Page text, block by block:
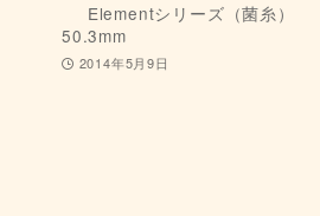
Elementシリーズ（菌糸）
50.3mm
2014年5月9日